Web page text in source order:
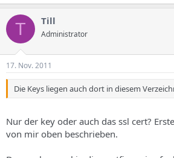
T Till
Administrator
17. Nov. 2011
Die Keys liegen auch dort in diesem
Nur der key oder auch das ssl cert?
von mir oben beschrieben.